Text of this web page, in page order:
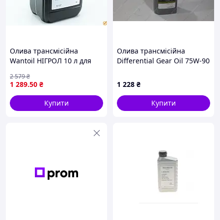
Професійні консультації
товарів. Працюємо: Пн-Пт 10:00 – 18:00, Сб 11:00 –
16:00. Зв'язок: Viber, Telegram, WhatsApp.
Швидка доставка по Україні
🚚 Доставка найпопулярнішими службами
🔹 Бонуси та знижки за відгуки!💬
Олива трансмісійна
Wantoil НІГРОЛ 10 л для
захисту від зносу корозії
1 289.50 ₴
2 579₴
Купити
Олива трансмісійна
Differential Gear Oil 75W-90
TOYOTA
1 228 ₴
Купити